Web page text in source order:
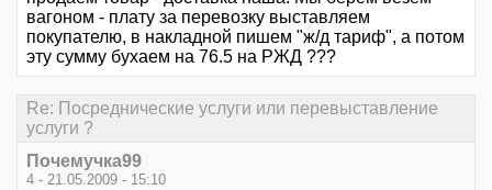
вагоном - плату за перевозку выставляем
покупателю, в накладной пишем "ж/д тариф", а потом
эту сумму бухаем на 76.5 на РЖД ???
Re: Посреднические услуги или перевыставление
услуги ?
Почемучка99
4 - 21.05.2009 - 15:10